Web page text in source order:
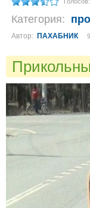
Категория:
Автор: ПАХАБНИК